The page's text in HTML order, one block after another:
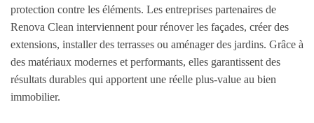
protection contre les éléments. Les entreprises partenaires de
Renova Clean interviennent pour rénover les façades, créer des
extensions, installer des terrasses ou aménager des jardins. Grâce à
des matériaux modernes et performants, elles garantissent des
résultats durables qui apportent une réelle plus-value au bien
immobilier.